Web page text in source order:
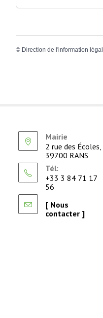
© Direction de l'information
Mairie
2 rue des Écoles,
39700 RANS
Tél:
+33 3 84 71 17
56
[ Nous
contacter ]